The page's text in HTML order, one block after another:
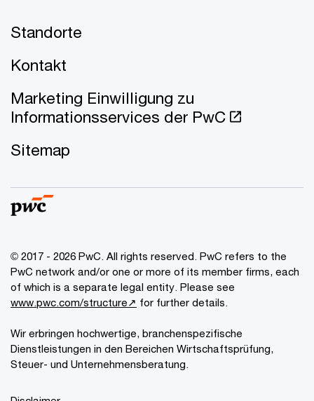
Standorte
Kontakt
Marketing Einwilligung zu
Informationsservices der PwC
Sitemap
© 2017 - 2026 PwC. All rights reserved. PwC refers to the
PwC network and/or one or more of its member firms, each
of which is a separate legal entity. Please see
www.pwc.com/structure↗ for further details.
Wir erbringen hochwertige, branchenspezifische
Dienstleistungen in den Bereichen Wirtschaftsprüfung,
Steuer- und Unternehmensberatung.